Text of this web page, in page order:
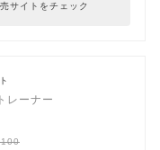
サイトをチェック
レーナー